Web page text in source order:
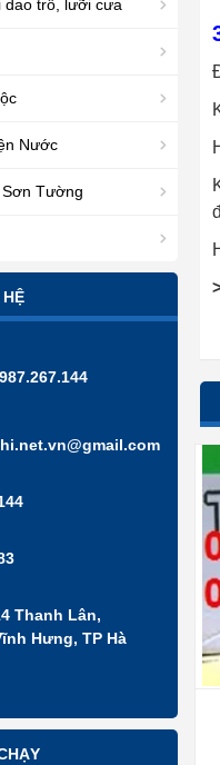
trổ, lưỡi cưa
Nước
Tường
Thanh Lân,
Hưng, TP Hà